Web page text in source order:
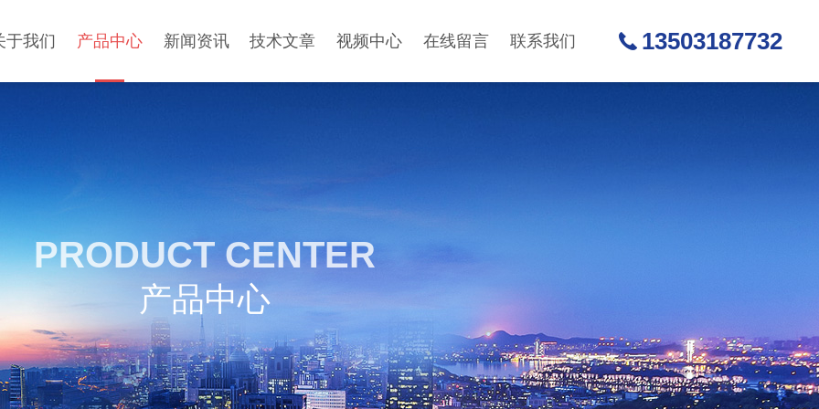
于我们 产品中心 新闻资讯 技术文章 视频中心 在线留言 联系我们 13503187732
PRODUCT CENTER
产品中心